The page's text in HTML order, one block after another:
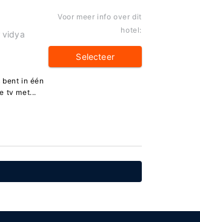
vidya
in één
tv met...
Voor meer info over dit
hotel:
Selecteer